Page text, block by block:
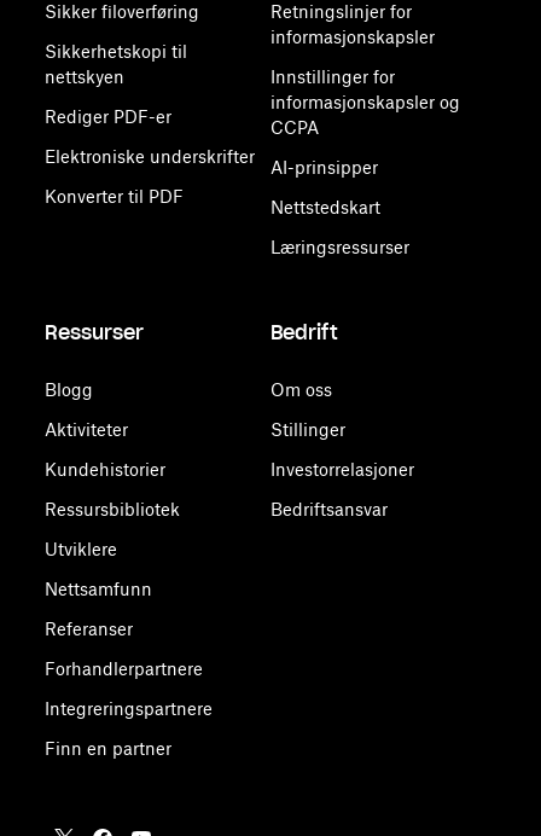
Sikker filoverføring
Sikkerhetskopi til
nettskyen
Rediger PDF-er
Elektroniske underskrifter
Konverter til PDF
Retningslinjer for
informasjonskapsler
Innstillinger for
informasjonskapsler og
CCPA
AI-prinsipper
Nettstedskart
Læringsressurser
Ressurser
Blogg
Aktiviteter
Kundehistorier
Ressursbibliotek
Utviklere
Nettsamfunn
Referanser
Forhandlerpartnere
Integreringspartnere
Finn en partner
Bedrift
Om oss
Stillinger
Investorrelasjoner
Bedriftsansvar